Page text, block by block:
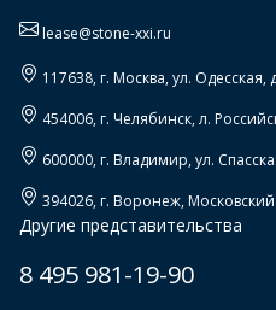
lease@stone-xxi.ru
117638, г. Москва,ул. Одесская,
454006, г. Челябинск,л.
600000, г. Владимир,ул.
394026, г. Воронеж,
Другие представительства
8 495 981-19-90